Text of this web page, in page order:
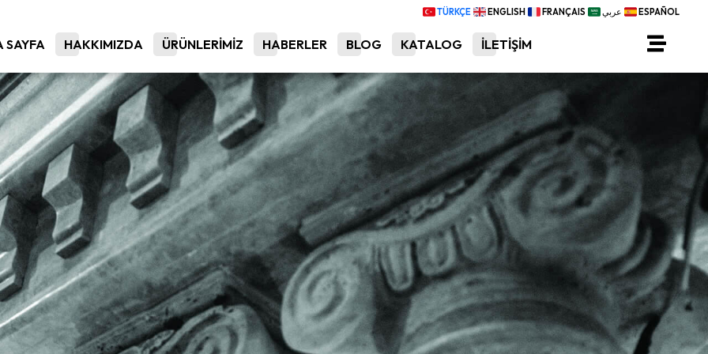
SAYFA HAKKIMIZDA ÜRÜNLERİMİZ HABERLER BLOG KATALOG İLETİŞİM
TÜRKÇE ENGLISH FRANÇAIS عربي ESPAÑOL